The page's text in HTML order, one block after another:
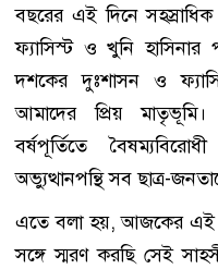
বছরের এই দিনে
ফ্যাসিস্ট ও খুনি হাসিনার
দশকের দুঃশাসন ও
আমাদের প্রিয়
বর্ষপূর্তিতে
অভ্যুত্থানপন্থি সব ছাত্র-
এতে বলা হয়, আজকের এই
সঙ্গে স্মরণ করছি সেই